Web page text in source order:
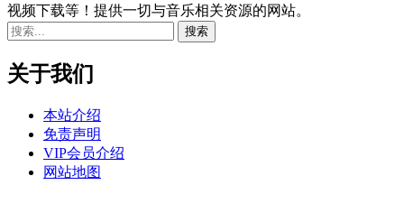
视频下载等！提供一切与音乐相关资源的网站。
关于我们
本站介绍
免责声明
VIP会员介绍
网站地图